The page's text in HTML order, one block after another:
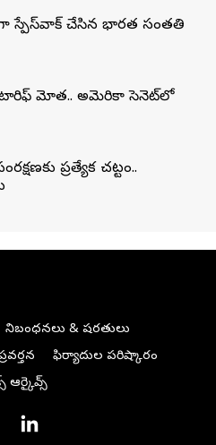
స్పేస్‌వాక్‌ చేసిన భారత సంతతి
టారిఫ్‌ మోత.. అమెరికా సెనెట్‌లో
ప్రత్యేక చట్టం..
నిబంధనలు & షరతులు
ఫిర్యాదుల పరిష్కారం
ఆర్కైవ్స్